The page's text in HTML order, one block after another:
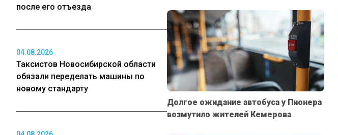
после его отъезда
04.08.2026
Таксистов Новосибирской области
обязали переделать машины по
новому стандарту
Долгое ожидание автобуса у Пионера
возмутило жителей Кемерова